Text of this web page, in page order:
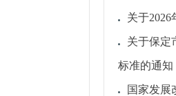
关于
关于保定
标准的通知
国家发展